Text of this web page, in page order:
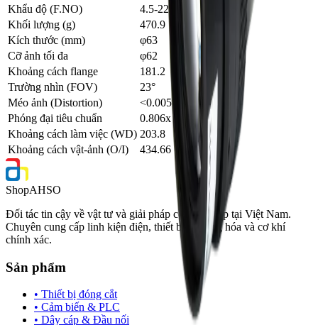
Khẩu độ (F.NO)
4.5-22
Khối lượng (g)
470.9
Kích thước (mm)
φ63
Cỡ ảnh tối đa
φ62
Khoảng cách flange
181.2
Trường nhìn (FOV)
23°
Méo ảnh (Distortion)
<0.005%
Phóng đại tiêu chuẩn
0.806x
Khoảng cách làm việc (WD) 203.8
Khoảng cách vật-ảnh (O/I)
434.66
ShopAHSO
Đối tác tin cậy về vật tư và giải pháp công nghiệp tại Việt Nam.
Chuyên cung cấp linh kiện điện, thiết bị tự động hóa và cơ khí
chính xác.
Sản phẩm
• Thiết bị đóng cắt
• Cảm biến & PLC
• Dây cáp & Đầu nối